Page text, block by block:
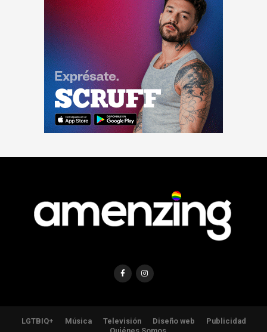
LGTBIQ+ Música Televisión Diseño web
Publicidad